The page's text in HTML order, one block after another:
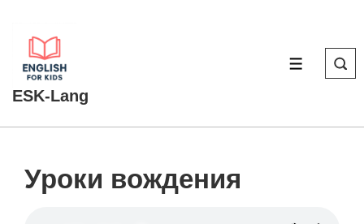
основному
содержимому
ESK-Lang
МЕНЮ
Уроки вождения